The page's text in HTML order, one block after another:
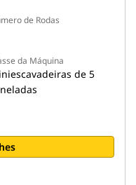
de Rodas
da Máquina
de 5